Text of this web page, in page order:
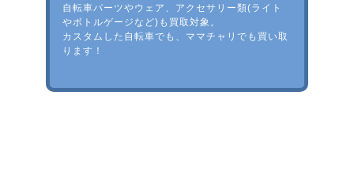
自転車パーツやウェア、アクセサリー類(ライト
やボトルゲージなど)も買取対象。
カスタムした自転車でも、ママチャリでも買い取
ります！